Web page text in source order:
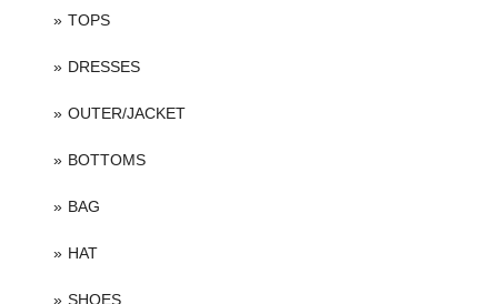
TOPS
DRESSES
OUTER/JACKET
BOTTOMS
BAG
HAT
SHOES